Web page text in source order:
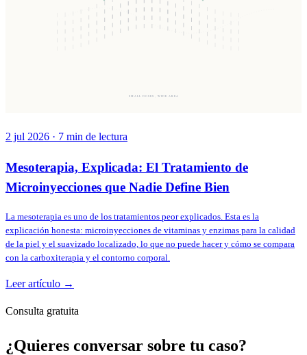
SMALL DOSES, WIDE AREA
2 jul 2026 · 7 min de lectura
Mesoterapia, Explicada: El Tratamiento de
Microinyecciones que Nadie Define Bien
La mesoterapia es uno de los tratamientos peor explicados. Esta es la
explicación honesta: microinyecciones de vitaminas y enzimas para la calidad
de la piel y el suavizado localizado, lo que no puede hacer y cómo se compara
con la carboxiterapia y el contorno corporal.
Leer artículo →
Consulta gratuita
¿Quieres conversar sobre tu caso?